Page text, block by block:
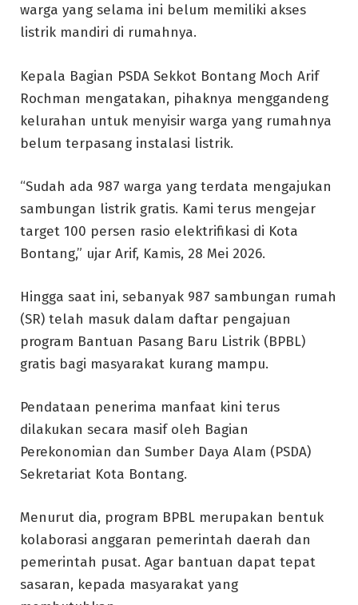
warga yang selama ini belum memiliki akses
listrik mandiri di rumahnya.
Kepala Bagian PSDA Sekkot Bontang Moch Arif
Rochman mengatakan, pihaknya menggandeng
kelurahan untuk menyisir warga yang rumahnya
belum terpasang instalasi listrik.
“Sudah ada 987 warga yang terdata mengajukan
sambungan listrik gratis. Kami terus mengejar
target 100 persen rasio elektrifikasi di Kota
Bontang,” ujar Arif, Kamis, 28 Mei 2026.
Hingga saat ini, sebanyak 987 sambungan rumah
(SR) telah masuk dalam daftar pengajuan
program Bantuan Pasang Baru Listrik (BPBL)
gratis bagi masyarakat kurang mampu.
Pendataan penerima manfaat kini terus
dilakukan secara masif oleh Bagian
Perekonomian dan Sumber Daya Alam (PSDA)
Sekretariat Kota Bontang.
Menurut dia, program BPBL merupakan bentuk
kolaborasi anggaran pemerintah daerah dan
pemerintah pusat. Agar bantuan dapat tepat
sasaran, kepada masyarakat yang